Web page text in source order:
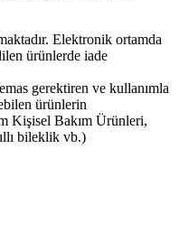
Elektronik ortamda
ürünlerde iade
gerektiren ve kullanımla
ürünlerin
Kişisel Bakım Ürünleri,
bileklik vb.)